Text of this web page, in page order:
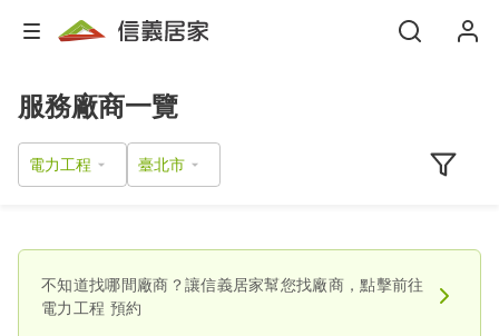
服務廠商一覽
電力工程
不知道找哪間廠商？讓信義居家幫您找廠商，點擊前往
電力工程 預約